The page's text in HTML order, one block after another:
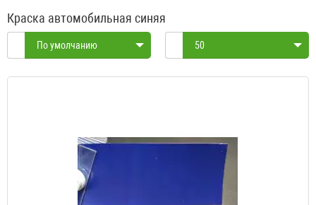
Краска автомобильная синяя
По умолчанию 50